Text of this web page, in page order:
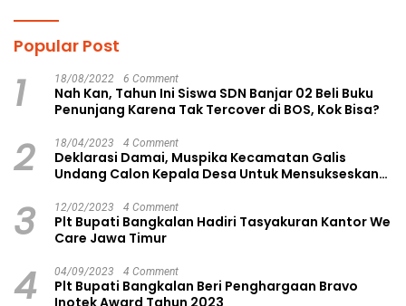
Popular Post
1 18/08/2022 6 Comment
Nah Kan, Tahun Ini Siswa SDN Banjar 02 Beli Buku
Penunjang Karena Tak Tercover di BOS, Kok Bisa?
2 18/04/2023 4 Comment
Deklarasi Damai, Muspika Kecamatan Galis
Undang Calon Kepala Desa Untuk Mensukseskan
3 12/02/2023 4 Comment
Plt Bupati Bangkalan Hadiri Tasyakuran Kantor We
Care Jawa Timur
4 04/09/2023 4 Comment
Plt Bupati Bangkalan Beri Penghargaan Bravo
Inotek Award Tahun 2023